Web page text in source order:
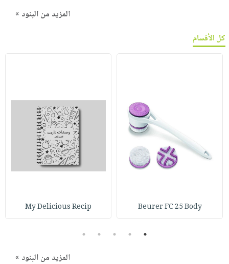
المزيد من البنود »
كل الأقسام
Beurer FC 25 Body
My Delicious Recip
1
2
3
4
5
المزيد من البنود »